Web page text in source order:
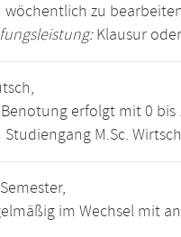
wöchentlich zu
Klausur
erfolgt mit 0
Studiengang M.Sc.
im Wechsel mit